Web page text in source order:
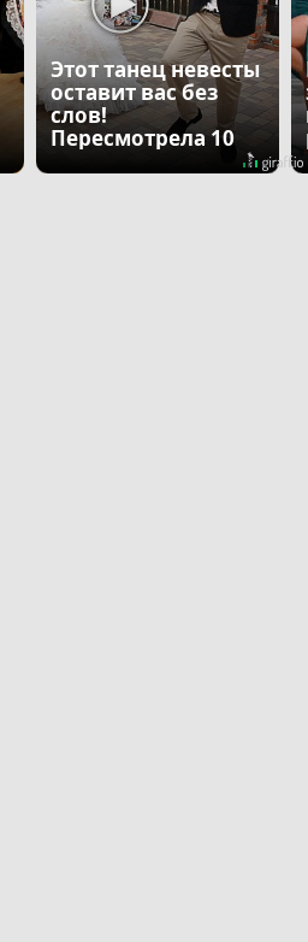
Этот танец невесты
оставит вас без
слов!
Пересмотрела 10